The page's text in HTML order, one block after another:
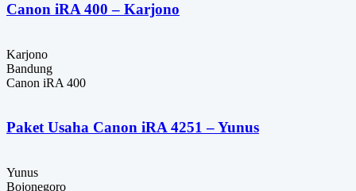
Canon iRA 400 – Karjono
Karjono
Bandung
Canon iRA 400
Paket Usaha Canon iRA 4251 – Yunus
Yunus
Bojonegoro